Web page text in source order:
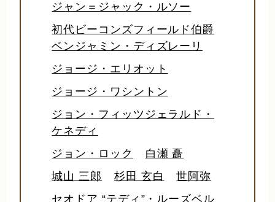
ジャン＝ジャック・ルソー
初代ビーコンズフィールド伯爵
ベンジャミン・ディズレーリ
ジョージ・エリオット
ジョージ・ワシントン
ジョン・フィッツジェラルド・
ケネディ
ジョン・ロック
白瀬 矗
城山 三郎
杉田 玄白
世阿弥
セオドア “テディ”・ルーズベル